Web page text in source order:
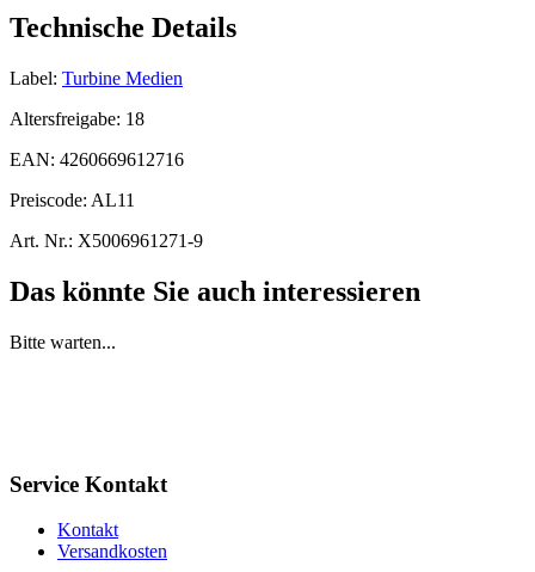
Technische Details
Label: Turbine Medien
Altersfreigabe: 18
EAN: 4260669612716
Preiscode: AL11
Art. Nr.: X5006961271-9
Das könnte Sie auch interessieren
Bitte warten...
Service Kontakt
Kontakt
Versandkosten